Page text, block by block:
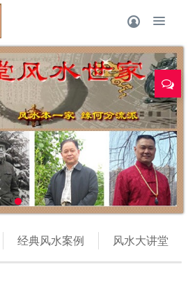
明易堂成员
经典风水案例 风水大讲堂